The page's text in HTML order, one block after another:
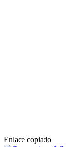
Enlace copiado